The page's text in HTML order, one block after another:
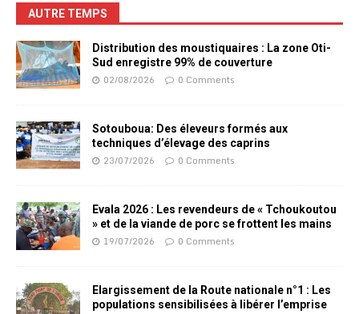
AUTRE TEMPS
Distribution des moustiquaires : La zone Oti-
Sud enregistre 99% de couverture
02/08/2026 0 Comments
Sotouboua: Des éleveurs formés aux
techniques d’élevage des caprins
23/07/2026 0 Comments
Evala 2026 : Les revendeurs de « Tchoukoutou
» et de la viande de porc se frottent les mains
19/07/2026 0 Comments
Elargissement de la Route nationale n°1 : Les
populations sensibilisées à libérer l’emprise